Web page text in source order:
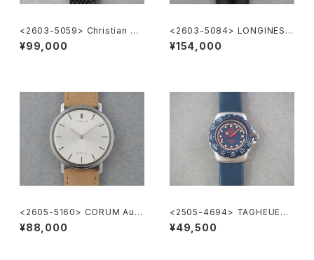
<2603-5059> Christian Di
or
¥99,000
<2603-5084> LONGINES F
lagShip Cal.345
¥154,000
<2605-5160> CORUM Auto
matic
¥88,000
<2505-4694> TAGHEUER
FORMULA1
¥49,500